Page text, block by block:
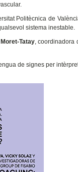
Politècnica de
sistema inestable.
Tatay , coordinadora
de signes per